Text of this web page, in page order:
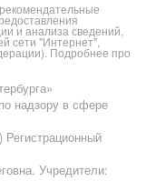
и анализа сведений,
сети "Интернет",
Подробнее про
надзору в сфере
Учредители: